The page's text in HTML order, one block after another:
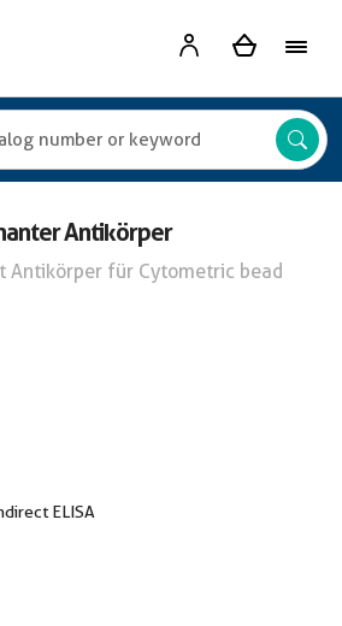
Antikörper
Antikörper für Cytometric bead
ELISA